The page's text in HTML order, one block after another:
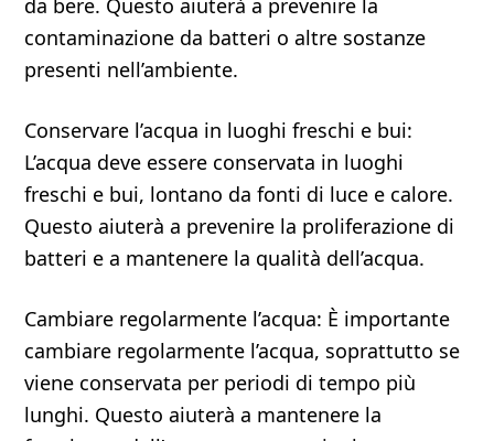
da bere. Questo aiuterà a prevenire la
contaminazione da batteri o altre sostanze
presenti nell’ambiente.
Conservare l’acqua in luoghi freschi e bui:
L’acqua deve essere conservata in luoghi
freschi e bui, lontano da fonti di luce e calore.
Questo aiuterà a prevenire la proliferazione di
batteri e a mantenere la qualità dell’acqua.
Cambiare regolarmente l’acqua: È importante
cambiare regolarmente l’acqua, soprattutto se
viene conservata per periodi di tempo più
lunghi. Questo aiuterà a mantenere la